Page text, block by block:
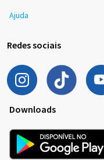
Ajuda
Redes sociais
Downloads